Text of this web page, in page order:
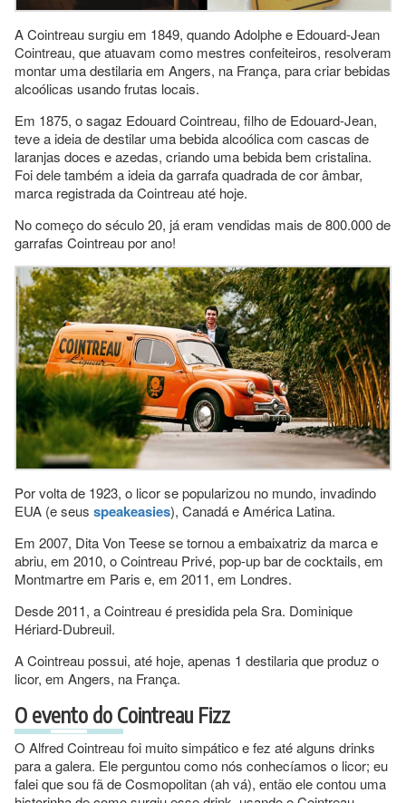
A Cointreau surgiu em 1849, quando Adolphe e Edouard-Jean
Cointreau, que atuavam como mestres confeiteiros, resolveram
montar uma destilaria em Angers, na França, para criar bebidas
alcoólicas usando frutas locais.
Em 1875, o sagaz Edouard Cointreau, filho de Edouard-Jean,
teve a ideia de destilar uma bebida alcoólica com cascas de
laranjas doces e azedas, criando uma bebida bem cristalina.
Foi dele também a ideia da garrafa quadrada de cor âmbar,
marca registrada da Cointreau até hoje.
No começo do século 20, já eram vendidas mais de 800.000 de
garrafas Cointreau por ano!
Por volta de 1923, o licor se popularizou no mundo, invadindo
EUA (e seus speakeasies), Canadá e América Latina.
Em 2007, Dita Von Teese se tornou a embaixatriz da marca e
abriu, em 2010, o Cointreau Privé, pop-up bar de cocktails, em
Montmartre em Paris e, em 2011, em Londres.
Desde 2011, a Cointreau é presidida pela Sra. Dominique
Hériard-Dubreuil.
A Cointreau possui, até hoje, apenas 1 destilaria que produz o
licor, em Angers, na França.
O evento do Cointreau Fizz
O Alfred Cointreau foi muito simpático e fez até alguns drinks
para a galera. Ele perguntou como nós conhecíamos o licor; eu
falei que sou fã de Cosmopolitan (ah vá), então ele contou uma